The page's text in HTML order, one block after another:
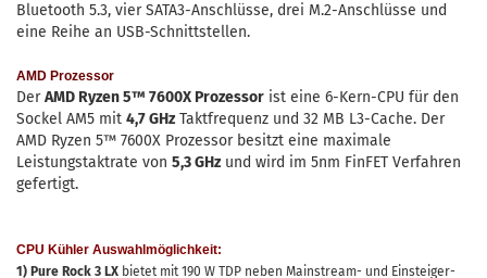
Bluetooth 5.3, vier SATA3-Anschlüsse, drei M.2-Anschlüsse und
eine Reihe an USB-Schnittstellen.
AMD Prozessor
DerAMD Ryzen 5™ 7600X Prozessor ist eine 6-Kern-CPU für den
Sockel AM5 mit 4,7 GHz Taktfrequenz und 32 MB L3-Cache. Der
AMD Ryzen 5™ 7600X Prozessor besitzt eine maximale
Leistungstaktrate von 5,3 GHz und wird im 5nm FinFET Verfahren
gefertigt.
CPU Kühler Auswahlmöglichkeit:
1) Pure Rock 3 LX bietet mit 190 W TDP neben Mainstream- und Einsteiger-